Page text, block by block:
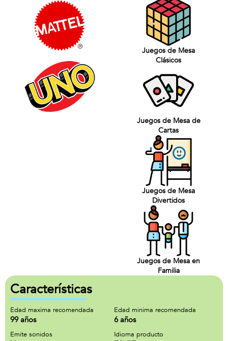
Juegos de Mesa
Clásicos
Juegos de Mesa de
Cartas
Juegos de Mesa
Divertidos
Juegos de Mesa en
Familia
Características
Edad maxima recomendada
99 años
Edad minima recomendada
6 años
Emite sonidos Idioma producto